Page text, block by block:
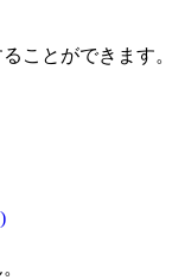
とができます